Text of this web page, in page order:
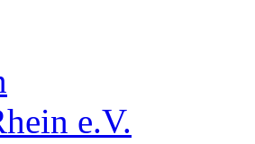
e.V.